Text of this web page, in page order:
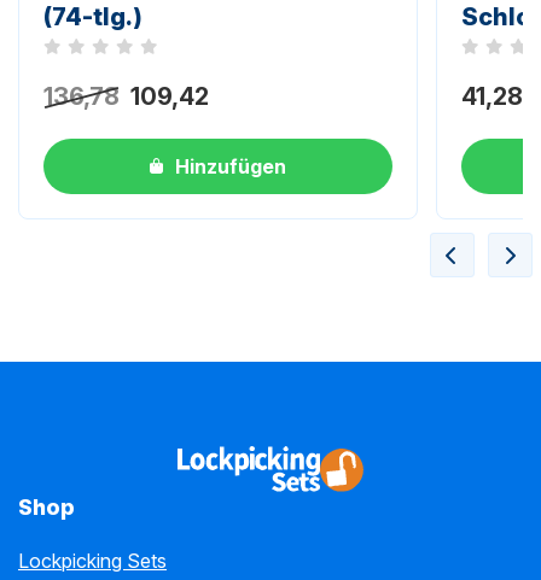
(74-tlg.)
Noch keine Bewertungen
136,78 109,42
Hinzufügen
Noch
41,28
Shop
Lockpicking Sets